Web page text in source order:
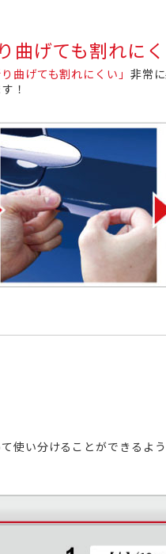
り曲げても割れに
り曲げても割れにくい」 非常
！
使い分けることができるよ